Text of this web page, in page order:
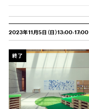
2023年11月5日（日）13:00-17:00
終了